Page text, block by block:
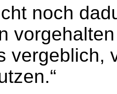
noch
vergeblich,